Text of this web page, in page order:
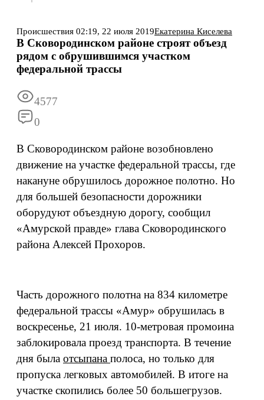
Информация Подписка Все новости
Происшествия 02:19, 22 июля 2019Екатерина Киселева
В Сковородинском районе строят объезд
рядом с обрушившимся участком
федеральной трассы
4577
0
В Сковородинском районе возобновлено
движение на участке федеральной трассы, где
накануне обрушилось дорожное полотно. Но
для большей безопасности дорожники
оборудуют объездную дорогу, сообщил
«Амурской правде» глава Сковородинского
района Алексей Прохоров.
Часть дорожного полотна на 834 километре
федеральной трассы «Амур» обрушилась в
воскресенье, 21 июля. 10-метровая промоина
заблокировала проезд транспорта. В течение
дня была отсыпана полоса, но только для
пропуска легковых автомобилей. В итоге на
участке скопились более 50 большегрузов.